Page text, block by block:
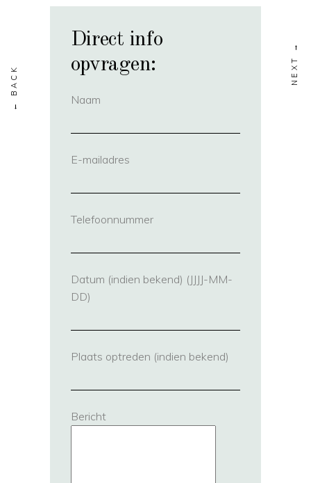
Direct info
opvragen:
Naam
E-mailadres
Telefoonnummer(vereist)
Datum (indien bekend) (JJJJ-MM-
DD)
Plaats optreden (indien bekend)
Bericht